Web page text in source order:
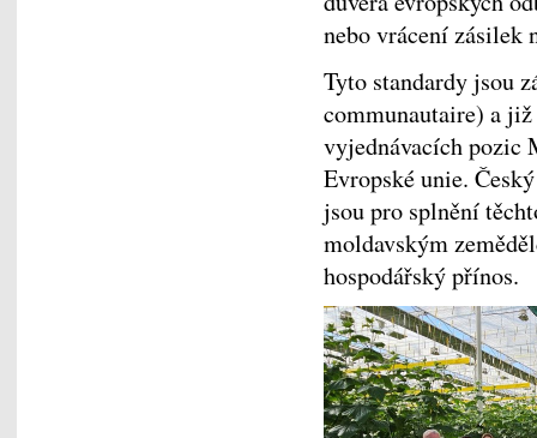
nebo vrácení zásilek
Tyto standardy jsou
communautaire) a
vyjednávacích pozic
Evropské unie.
jsou pro splnění
moldavským
hospodářský přínos.